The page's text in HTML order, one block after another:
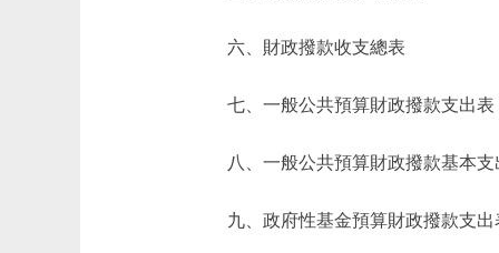
六、財政撥款收支總表
七、一般公共預算財政撥款支出表
八、一般公共預算財政撥款基本支
九、政府性基金預算財政撥款支出